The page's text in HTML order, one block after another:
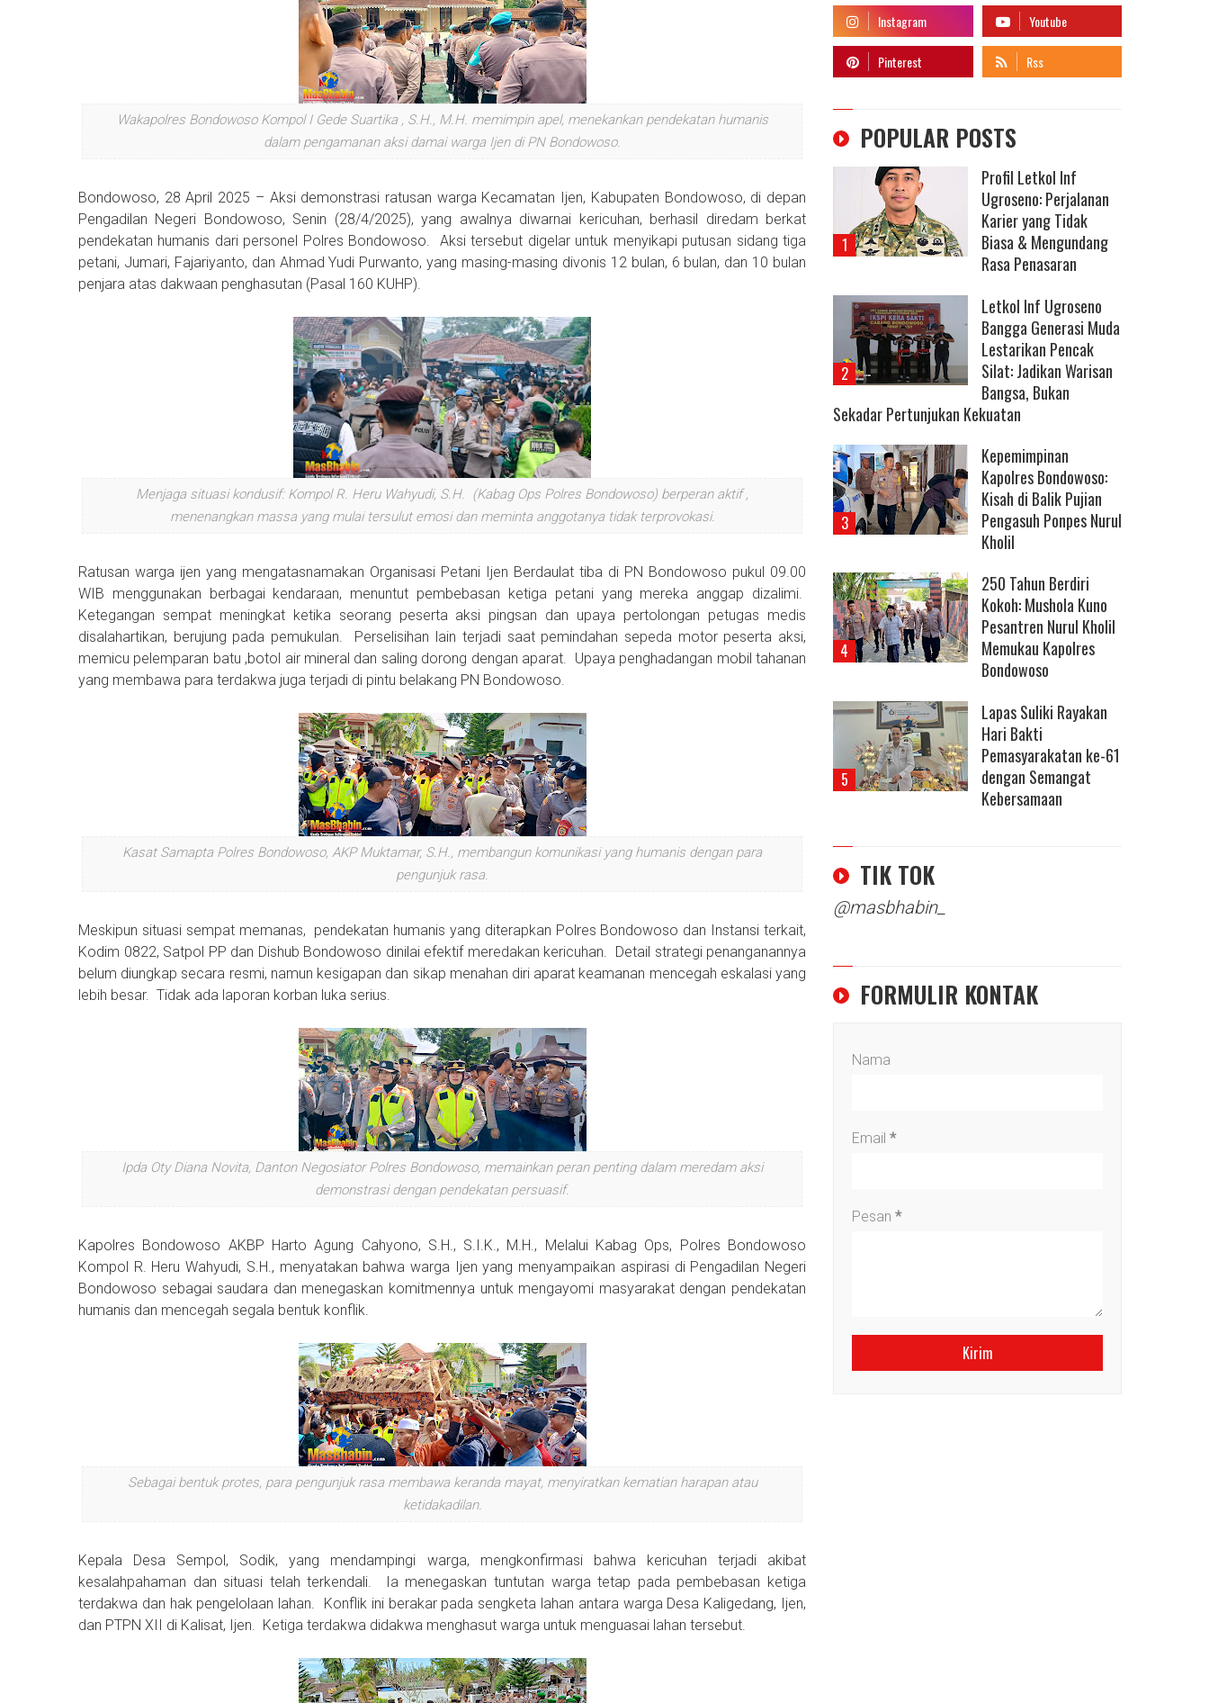
Wakapolres Bondowoso Kompol I Gede Suartika , S.H., M.H. memimpin apel, menekankan pendekatan humanis
dalam pengamanan aksi damai warga Ijen di PN Bondowoso.
Bondowoso, 28 April 2025 – Aksi demonstrasi ratusan warga Kecamatan Ijen, Kabupaten Bondowoso, di depan
Pengadilan Negeri Bondowoso, Senin (28/4/2025), yang awalnya diwarnai kericuhan, berhasil diredam berkat
pendekatan humanis dari personel Polres Bondowoso. Aksi tersebut digelar untuk menyikapi putusan sidang tiga
petani, Jumari, Fajariyanto, dan Ahmad Yudi Purwanto, yang masing-masing divonis 12 bulan, 6 bulan, dan 10 bulan
penjara atas dakwaan penghasutan (Pasal 160 KUHP).
Menjaga situasi kondusif: Kompol R. Heru Wahyudi, S.H. (Kabag Ops Polres Bondowoso) berperan aktif ,
menenangkan massa yang mulai tersulut emosi dan meminta anggotanya tidak terprovokasi.
Ratusan warga ijen yang mengatasnamakan Organisasi Petani Ijen Berdaulat tiba di PN Bondowoso pukul 09.00
WIB menggunakan berbagai kendaraan, menuntut pembebasan ketiga petani yang mereka anggap dizalimi.
Ketegangan sempat meningkat ketika seorang peserta aksi pingsan dan upaya pertolongan petugas medis
disalahartikan, berujung pada pemukulan. Perselisihan lain terjadi saat pemindahan sepeda motor peserta aksi,
memicu pelemparan batu ,botol air mineral dan saling dorong dengan aparat. Upaya penghadangan mobil tahanan
yang membawa para terdakwa juga terjadi di pintu belakang PN Bondowoso.
Kasat Samapta Polres Bondowoso, AKP Muktamar, S.H., membangun komunikasi yang humanis dengan para
pengunjuk rasa.
Meskipun situasi sempat memanas, pendekatan humanis yang diterapkan Polres Bondowoso dan Instansi terkait,
Kodim 0822, Satpol PP dan Dishub Bondowoso dinilai efektif meredakan kericuhan. Detail strategi penanganannya
belum diungkap secara resmi, namun kesigapan dan sikap menahan diri aparat keamanan mencegah eskalasi yang
lebih besar. Tidak ada laporan korban luka serius.
Ipda Oty Diana Novita, Danton Negosiator Polres Bondowoso, memainkan peran penting dalam meredam aksi
demonstrasi dengan pendekatan persuasif.
Kapolres Bondowoso AKBP Harto Agung Cahyono, S.H., S.I.K., M.H., Melalui Kabag Ops, Polres Bondowoso
Kompol R. Heru Wahyudi, S.H., menyatakan bahwa warga Ijen yang menyampaikan aspirasi di Pengadilan Negeri
Bondowoso sebagai saudara dan menegaskan komitmennya untuk mengayomi masyarakat dengan pendekatan
humanis dan mencegah segala bentuk konflik.
Sebagai bentuk protes, para pengunjuk rasa membawa keranda mayat, menyiratkan kematian harapan atau
ketidakadilan.
Kepala Desa Sempol, Sodik, yang mendampingi warga, mengkonfirmasi bahwa kericuhan terjadi akibat
kesalahpahaman dan situasi telah terkendali. Ia menegaskan tuntutan warga tetap pada pembebasan ketiga
terdakwa dan hak pengelolaan lahan. Konflik ini berakar pada sengketa lahan antara warga Desa Kaligedang, Ijen,
dan PTPN XII di Kalisat, Ijen. Ketiga terdakwa didakwa menghasut warga untuk menguasai lahan tersebut.
POPULAR POSTS
Profil Letkol Inf
Ugroseno: Perjalanan
Karier yang Tidak
Biasa & Mengundang
Rasa Penasaran
Letkol Inf Ugroseno
Bangga Generasi Muda
Lestarikan Pencak
Silat: Jadikan Warisan
Bangsa, Bukan
Sekadar Pertunjukan Kekuatan
Kepemimpinan
Kapolres Bondowoso:
Kisah di Balik Pujian
Pengasuh Ponpes Nurul
Kholil
250 Tahun Berdiri
Kokoh: Mushola Kuno
Pesantren Nurul Kholil
Memukau Kapolres
Bondowoso
Lapas Suliki Rayakan
Hari Bakti
Pemasyarakatan ke-61
dengan Semangat
Kebersamaan
TIK TOK
@masbhabin_
FORMULIR KONTAK
Nama
Email *
Pesan *